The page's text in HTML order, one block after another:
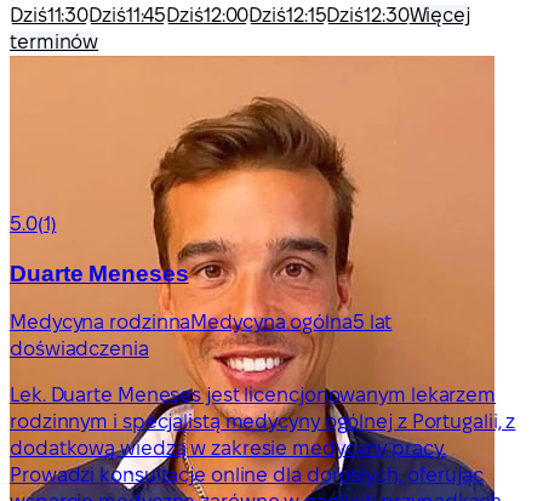
Dziś11:30Dziś11:45Dziś12:00Dziś12:15Dziś12:30Więcej
terminów
5.0(1)
Duarte Meneses
Medycyna rodzinnaMedycyna ogólna5 lat
doświadczenia
Lek. Duarte Meneses jest licencjonowanym lekarzem
rodzinnym i specjalistą medycyny ogólnej z Portugalii, z
dodatkową wiedzą w zakresie medycyny pracy.
Prowadzi konsultacje online dla dorosłych, oferując